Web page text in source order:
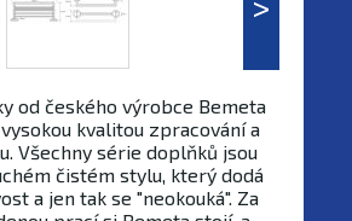
od českého výrobce Bemeta
kvalitou zpracování a
Všechny série doplňků jsou
čistém stylu, který dodá
a jen tak se "neokouká". Za